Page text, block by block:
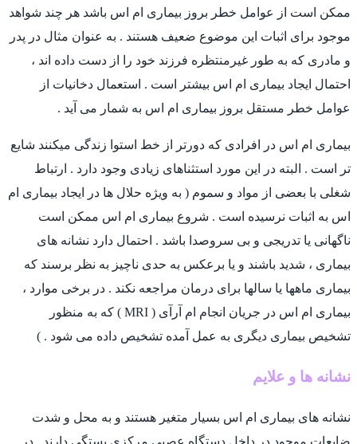
ممکن است از عوامل خطر بروز بیماری ام اس باشد هر چند شواهد
موجود برای اثبات این موضوع ضعیف هستند . به عنوان مثال در پدر
و مادری که به طور غیرمنتظره فرزند خود را از دست داده اند ،
احتمال ایجاد بیماری ام اس بیشتر است . استعمال دخانیات از
عوامل خطر مستقل بروز بیماری ام اس به شمار می آید .
بیماری ام اس در افرادی که دورتر از خط استوا زندگی میکنند شایع
تر است . البته در این مورد استثناهای زیادی وجود دارد . ارتباط
شغلی با بعضی از مواد و سموم ( به ویژه حلال ها در ایجاد بیماری ام
اس به اثبات نرسیده است . شروع بیماری ام اس ممکن است
ناگهانی یا تدریجی و بی سروصدا باشد . احتمال دارد نشانه های
بیماری ، شدید باشند و یا برعکس به حدی ناچیز به نظر برسند که
بیماری ماهها یا سالها برای درمان مراجعه نکند . در برخی موارد ،
بیماری ام اس در جریان انجام ام آرآی ( MRI ) که به منظور
تشخیص بیماری دیگری به عمل آمده تشخیص داده می شود . )
نشانه ها و علایم
نشانه های بیماری ام اس بسیار متغیر هستند و به محل و شدت
ضایعات موجود در داخل دستگاه عصبی مرکزی بستگی دارند . در